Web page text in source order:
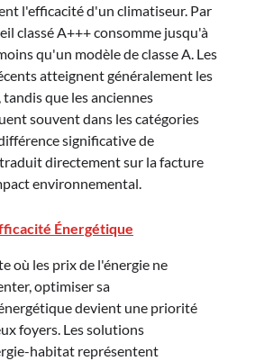
l'efficacité d'un climatiseur. Par
classé A+++ consomme jusqu'à
qu'un modèle de classe A. Les
atteignent généralement les
tandis que les anciennes
souvent dans les catégories
significative de
directement sur la facture
environnemental.
Énergétique
où les prix de l'énergie ne
optimiser sa
devient une priorité
foyers. Les solutions
habitat représentent